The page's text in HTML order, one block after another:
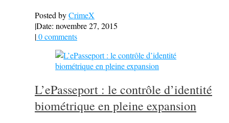
Posted byCrimeX
|Date: novembre 27, 2015
|0 comments
L’ePasseport : le contrôle d’identité
biométrique en pleine expansion